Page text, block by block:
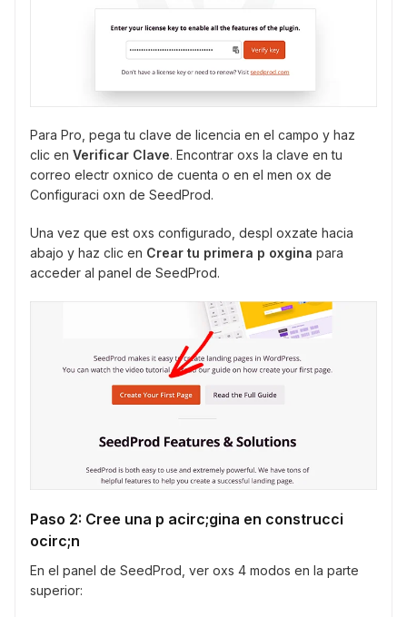
Para Pro, pega tu clave de licencia en el campo y haz
clic en Verificar Clave. Encontrar oxs la clave en tu
correo electr oxnico de cuenta o en el men ox de
Configuraci oxn de SeedProd.
Una vez que est oxs configurado, despl oxzate hacia
abajo y haz clic en Crear tu primera p oxgina para
acceder al panel de SeedProd.
Paso 2: Cree una p acirc;gina en construcci
ocirc;n
En el panel de SeedProd, ver oxs 4 modos en la parte
superior: